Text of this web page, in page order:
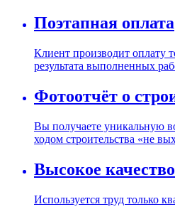
Поэтапная оплата
Клиент производит оплату
результата выполненных
Фотоотчёт о
Вы получаете уникальную
ходом строительства «не
Высокое
Используется труд только